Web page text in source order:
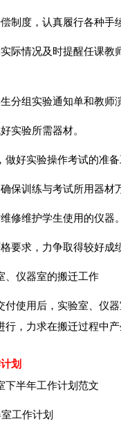
制度，认真履行各种手
际情况及时提醒任课
分组实验通知单和教师
实验所需器材。
做好实验操作考试的准
保训练与考试所用器材
修维护学生使用的仪器。
要求，力争取得较好成
、仪器室的搬迁工作
付使用后，实验室、仪
，力求在搬迁过程中产
划
下半年工作计划范文
工作计划